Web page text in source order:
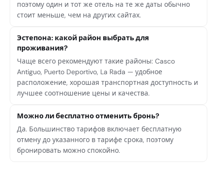
поэтому один и тот же отель на те же даты обычно
стоит меньше, чем на других сайтах.
Эстепона: какой район выбрать для
проживания?
Чаще всего рекомендуют такие районы: Casco
Antiguo, Puerto Deportivo, La Rada — удобное
расположение, хорошая транспортная доступность и
лучшее соотношение цены и качества.
Можно ли бесплатно отменить бронь?
Да. Большинство тарифов включает бесплатную
отмену до указанного в тарифе срока, поэтому
бронировать можно спокойно.